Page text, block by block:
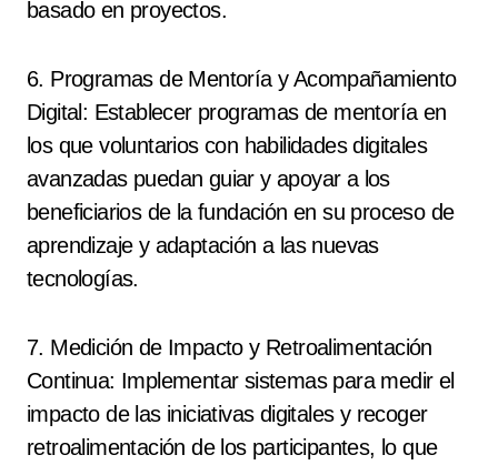
basado en proyectos.
6. Programas de Mentoría y Acompañamiento
Digital: Establecer programas de mentoría en
los que voluntarios con habilidades digitales
avanzadas puedan guiar y apoyar a los
beneficiarios de la fundación en su proceso de
aprendizaje y adaptación a las nuevas
tecnologías.
7. Medición de Impacto y Retroalimentación
Continua: Implementar sistemas para medir el
impacto de las iniciativas digitales y recoger
retroalimentación de los participantes, lo que